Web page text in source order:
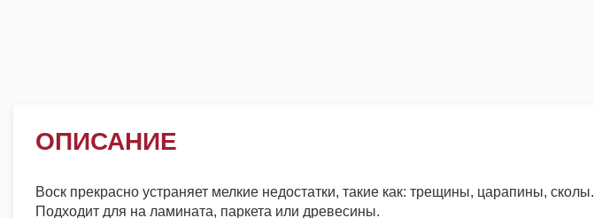
ОПИСАНИЕ
Воск прекрасно устраняет мелкие недостатки, такие как: трещины, царапины, сколы.
Подходит для на ламината, паркета или древесины.